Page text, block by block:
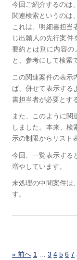
今回ご紹介するのは
関連検索というのは
これは、明細書担当
じ出願人の先行案
要約とは別に内容
と、参考にして検索
この関連案件の表示
ば、併せて表示する
書担当者が必要とす
また、このように関
しました。本来、検
示の制限からリスト
今回、一覧表示する
増やしています。
未処理の中間案件は
す。
« 前へ 1 3 4 5 6 7